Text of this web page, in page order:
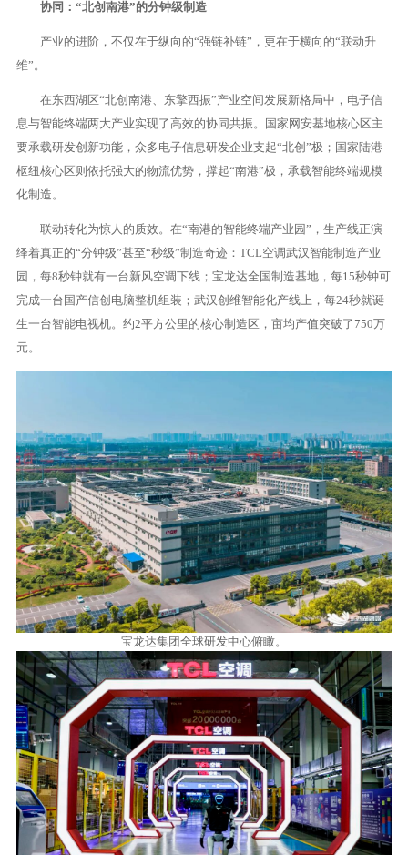
协同：“北创南港”的分钟级制造
产业的进阶，不仅在于纵向的“强链补链”，更在于横向的“联动升
维”。
在东西湖区“北创南港、东擎西振”产业空间发展新格局中，电子信
息与智能终端两大产业实现了高效的协同共振。国家网安基地核心区主
要承载研发创新功能，众多电子信息研发企业支起“北创”极；国家陆港
枢纽核心区则依托强大的物流优势，撑起“南港”极，承载智能终端规模
化制造。
联动转化为惊人的质效。在“南港的智能终端产业园”，生产线正演
绎着真正的“分钟级”甚至“秒级”制造奇迹：TCL空调武汉智能制造产业
园，每8秒钟就有一台新风空调下线；宝龙达全国制造基地，每15秒钟可
完成一台国产信创电脑整机组装；武汉创维智能化产线上，每24秒就诞
生一台智能电视机。约2平方公里的核心制造区，亩均产值突破了750万
元。
宝龙达集团全球研发中心俯瞰。